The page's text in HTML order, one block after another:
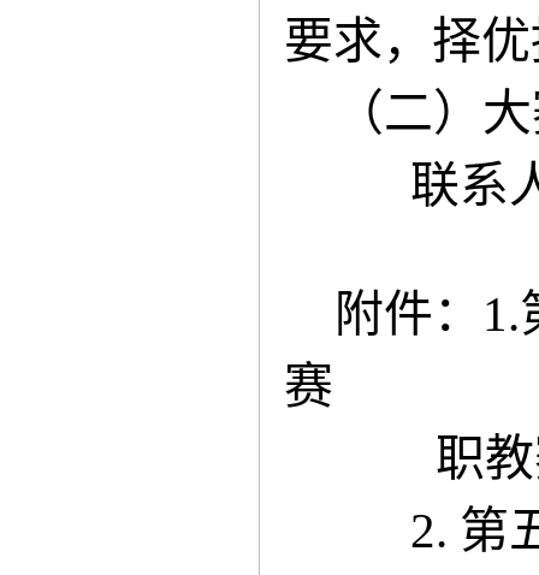
要求，择
（二）
联系
附件：
赛
职
2. 第